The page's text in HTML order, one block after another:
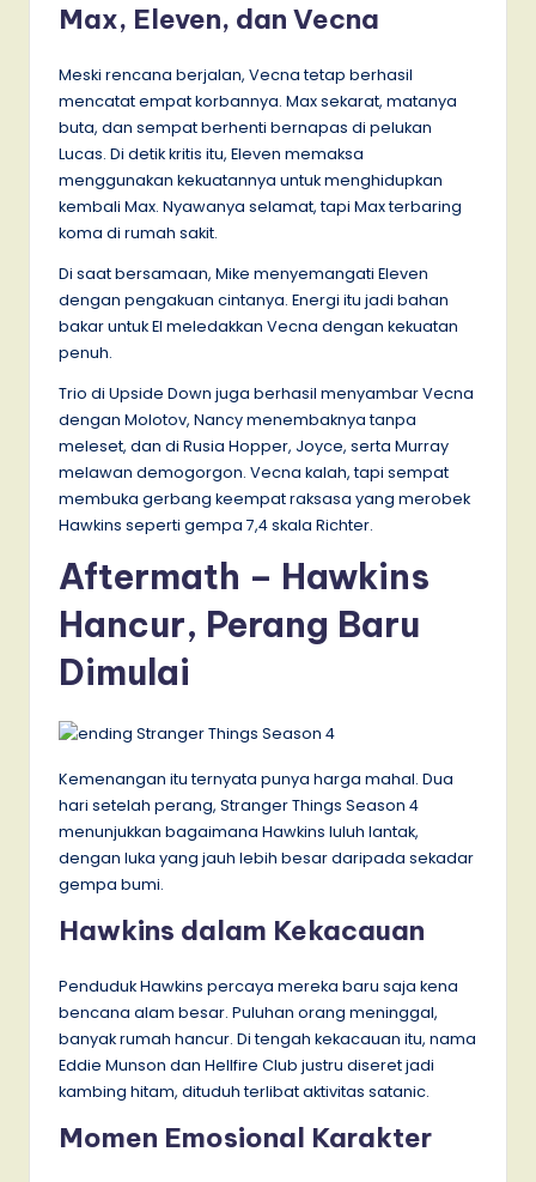
Max, Eleven, dan Vecna
Meski rencana berjalan, Vecna tetap berhasil
mencatat empat korbannya. Max sekarat, matanya
buta, dan sempat berhenti bernapas di pelukan
Lucas. Di detik kritis itu, Eleven memaksa
menggunakan kekuatannya untuk menghidupkan
kembali Max. Nyawanya selamat, tapi Max terbaring
koma di rumah sakit.
Di saat bersamaan, Mike menyemangati Eleven
dengan pengakuan cintanya. Energi itu jadi bahan
bakar untuk El meledakkan Vecna dengan kekuatan
penuh.
Trio di Upside Down juga berhasil menyambar Vecna
dengan Molotov, Nancy menembaknya tanpa
meleset, dan di Rusia Hopper, Joyce, serta Murray
melawan demogorgon. Vecna kalah, tapi sempat
membuka gerbang keempat raksasa yang merobek
Hawkins seperti gempa 7,4 skala Richter.
Aftermath – Hawkins
Hancur, Perang Baru
Dimulai
Kemenangan itu ternyata punya harga mahal. Dua
hari setelah perang, Stranger Things Season 4
menunjukkan bagaimana Hawkins luluh lantak,
dengan luka yang jauh lebih besar daripada sekadar
gempa bumi.
Hawkins dalam Kekacauan
Penduduk Hawkins percaya mereka baru saja kena
bencana alam besar. Puluhan orang meninggal,
banyak rumah hancur. Di tengah kekacauan itu, nama
Eddie Munson dan Hellfire Club justru diseret jadi
kambing hitam, dituduh terlibat aktivitas satanic.
Momen Emosional Karakter